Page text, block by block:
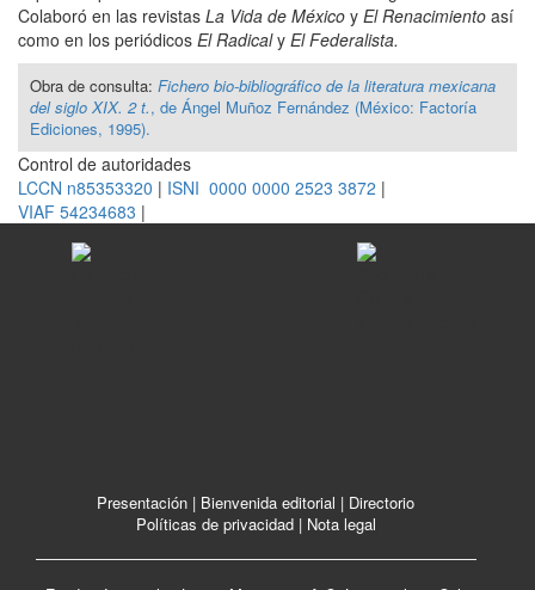
Colaboró en las revistas La Vida de México y El Renacimiento así
como en los periódicos El Radicaly El Federalista.
Obra de consulta: Fichero bio-bibliográfico de la literatura mexicana
del siglo XIX. 2 t., de Ángel Muñoz Fernández (México: Factoría
Ediciones, 1995).
Control de autoridades
LCCN n85353320 | ISNI 0000 0000 2523 3872 |
VIAF 54234683 |
Presentación | Bienvenida editorial | Directorio
Políticas de privacidad| Nota legal